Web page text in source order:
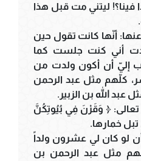
فينا؟! ليتني مت قبل هذا
أنّها كانت تقول حين
أني كنت جلست كما
إليّ أن أكون ولدت من
كلّهم مثل عبد الرحمن
عبد الله بن الزبير.
تعالى: ﴿ وَقَرْنَ فِي بُيُوتِكُنَّ
لو كان لي عشرون ولداً
مثل عبد الرحمن بن